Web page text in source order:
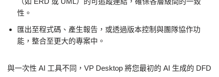
性。
匯出至程式碼、產生報告，或透過版本控制與團隊協作功
能，整合至更大的專案中。
與一次性 AI 工具不同，VP Desktop 將您最初的 AI 生成的 DFD